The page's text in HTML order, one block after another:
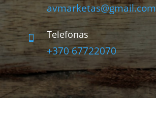
avmarketas@gmail.com
 Telefonas
+370 67722070